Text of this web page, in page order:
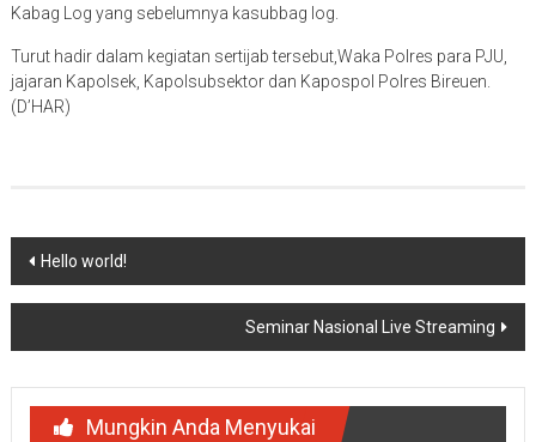
Kabag Log yang sebelumnya kasubbag log.
Turut hadir dalam kegiatan sertijab tersebut,Waka Polres para PJU,
jajaran Kapolsek, Kapolsubsektor dan Kapospol Polres Bireuen.
(D’HAR)
Navigasi
pos
Hello world!
Seminar Nasional Live Streaming
Mungkin Anda Menyukai